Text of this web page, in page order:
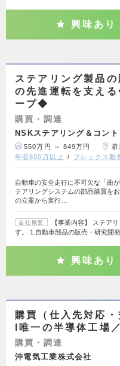
興味あり
ステアリング製品
の先進運転を支え
ープ◆
購買・調達
NSKステアリング＆コン
550万円 ～ 849万円 群
年収600万以上
フレックス勤
自動車の安全走行に不可欠な「曲
テアリングシステムの部品購買を
の立案から実行…
会社概要
【事業内容】 ステア
す。 1.自動車部品の販売・研究開
興味あり
購買（仕入先対応
I唯一の半導体工場
購買・調達
沖電気工業株式会社